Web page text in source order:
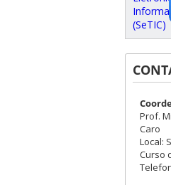
(SeTIC)
Prof.
Caro
Local:
Curso